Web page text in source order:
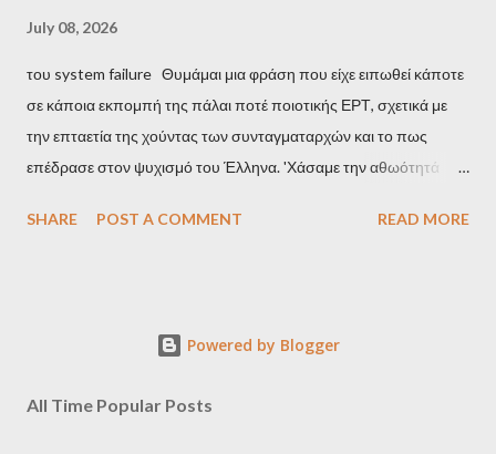
July 08, 2026
του system failure Θυμάμαι μια φράση που είχε ειπωθεί κάποτε
σε κάποια εκπομπή της πάλαι ποτέ ποιοτικής ΕΡΤ, σχετικά με
την επταετία της χούντας των συνταγματαρχών και το πως
επέδρασε στον ψυχισμό του Έλληνα. 'Χάσαμε την αθωότητά
κάπως υπερβολικό, αλλά με τα χρόνια, κατάλαβα ακριβώς τι
μέσος Έλληνας, που είχε συνηθίσει να υποπτεύεται τον
έπρεπε να προσέχει πως συμπεριφέρεται, αλλά και να
SHARE POST A COMMENT READ MORE
Powered by Blogger
All Time Popular Posts